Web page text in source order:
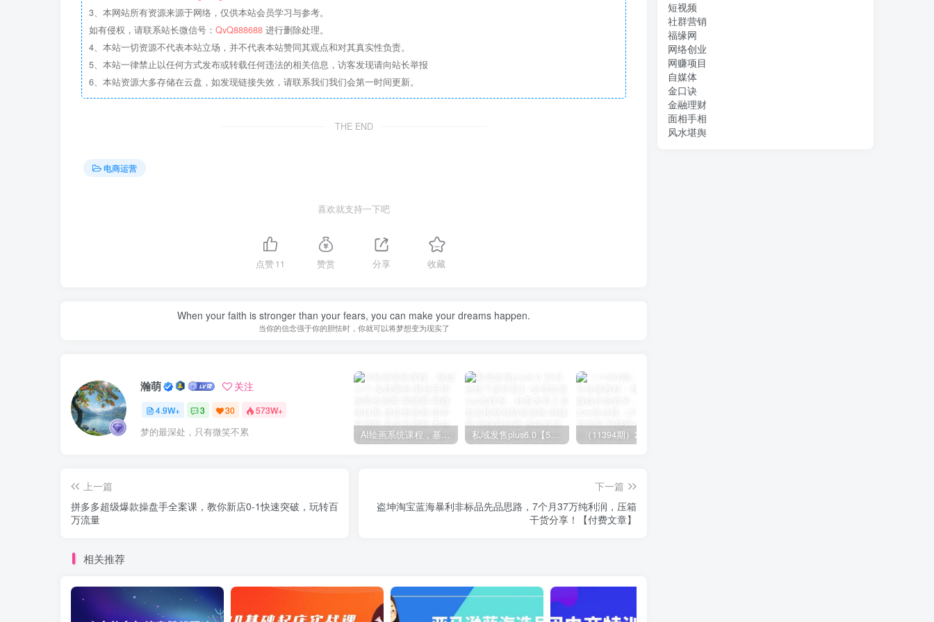
3、本网站所有资源来源于网络，仅供本站会员学习与参考。
如有侵权，请联系站长微信号： QvQ888688 进行删除处理。
4、本站一切资源不代表本站立场，并不代表本站赞同其观点和对其真实性负责。
5、本站一律禁止以任何方式发布或转载任何违法的相关信息，访客发现请向站长举报
6、本站资源大多存储在云盘，如发现链接失效，请联系我们我们会第一时间更新。
THE END
电商运营
喜欢就支持一下吧
点赞11 赞赏 分享 收藏
When your faith is stronger than your fears, you can make your dreams happen.
当你的信念强于你的胆怯时，你就可以将梦想变为现实了
瀚萌 关注
4.9W+ 3 30 573W+
梦的最深处，只有微笑不累 AI绘画系统课程，基础入门-实战案例-商业应用 私域发售plus6.0【5月份线下课录音】/全域套装sop流程包，社群发售工具套装模型
上一篇
拼多多超级爆款操盘手全案课，教你新店0-1快速突破，玩转百
万流量
下一篇
盗坤淘宝蓝海暴利非标品先品思路，7个月37万纯利润，压箱
干货分享！【付费文章】
相关推荐
短视频
社群营销
福缘网
网络创业
网赚项目
自媒体
金口诀
金融理财
面相手相
风水堪舆